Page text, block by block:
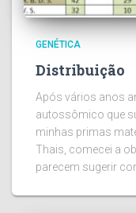
GENÉTICA
Distribuição
Após vários anos
autossômico que
minhas primas
Thais, comecei a
parecem sugerir